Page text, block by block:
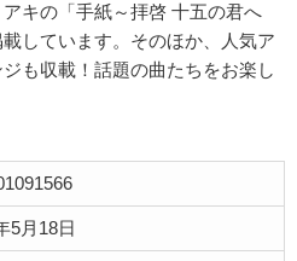
キの「手紙～拝啓 十五の君へ
しています。そのほか、人気ア
も収載！話題の曲たちをお楽し
5月18日